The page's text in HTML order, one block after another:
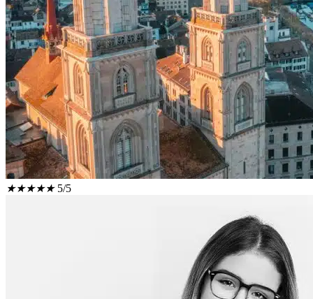
★★★★★ 5/5